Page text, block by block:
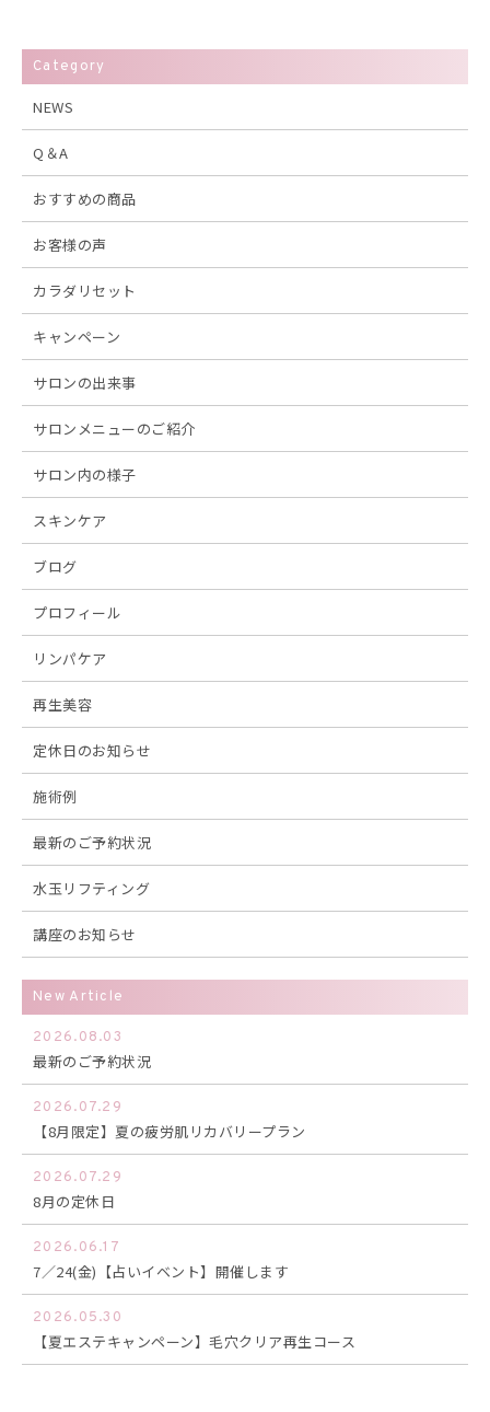
Category
NEWS
Q＆A
おすすめの商品
お客様の声
カラダリセット
キャンペーン
サロンの出来事
サロンメニューのご紹介
サロン内の様子
スキンケア
ブログ
プロフィール
リンパケア
再生美容
定休日のお知らせ
施術例
最新のご予約状況
水玉リフティング
講座のお知らせ
New Article
2026.08.03
最新のご予約状況
2026.07.29
【8月限定】夏の疲労肌リカバリープラン
2026.07.29
8月の定休日
2026.06.17
7／24(金)【占いイベント】開催します
2026.05.30
【夏エステキャンペーン】毛穴クリア再生コース